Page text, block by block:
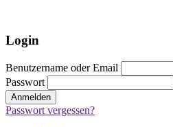
Login
Benutzername oder Email
Passwort
Passwort vergessen?